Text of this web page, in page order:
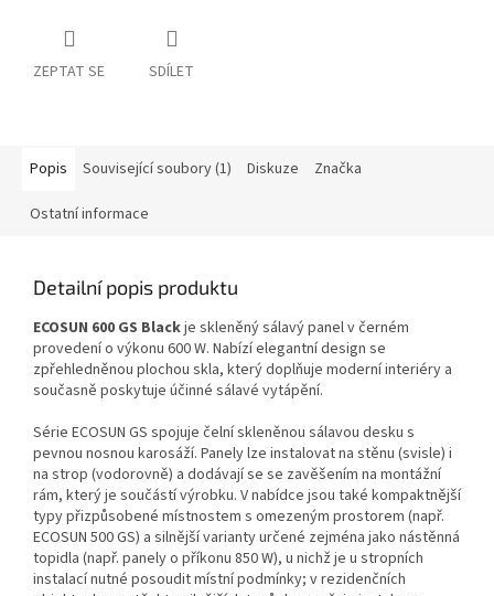
ZEPTAT SE SDÍLET
Popis Související soubory (1) Diskuze Značka
Ostatní informace
Detailní popis produktu
ECOSUN 600 GS Blackje skleněný sálavý panel v černém
provedení o výkonu 600 W. Nabízí elegantní design se
zpřehledněnou plochou skla, který doplňuje moderní interiéry a
současně poskytuje účinné sálavé vytápění.
Série ECOSUN GS spojuje čelní skleněnou sálavou desku s
pevnou nosnou karosáží. Panely lze instalovat na stěnu (svisle) i
na strop (vodorovně) a dodávají se se zavěšením na montážní
rám, který je součástí výrobku. V nabídce jsou také kompaktnější
typy přizpůsobené místnostem s omezeným prostorem (např.
ECOSUN 500 GS) a silnější varianty určené zejména jako nástěnná
topidla (např. panely o příkonu 850 W), u nichž je u stropních
instalací nutné posoudit místní podmínky; v rezidenčních